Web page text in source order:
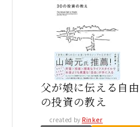
父が娘に伝える自
の投資の教え
created by Rinker